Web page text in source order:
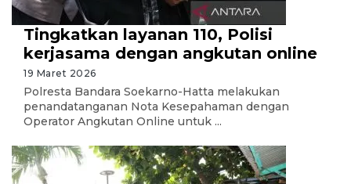
Tingkatkan layanan 110, Polisi
kerjasama dengan angkutan online
19 Maret 2026
Polresta Bandara Soekarno-Hatta melakukan
penandatanganan Nota Kesepahaman dengan
Operator Angkutan Online untuk ...